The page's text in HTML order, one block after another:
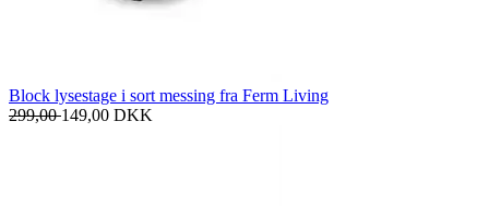
Block lysestage i sort messing fra Ferm Living
299,00149,00 DKK